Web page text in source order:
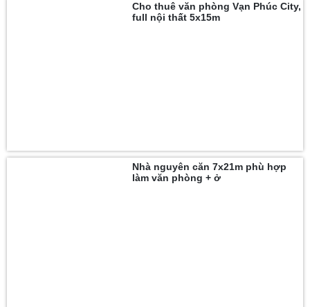
Cho thuê văn phòng Vạn Phúc City,
full nội thất 5x15m
Nhà nguyên căn 7x21m phù hợp
làm văn phòng + ở